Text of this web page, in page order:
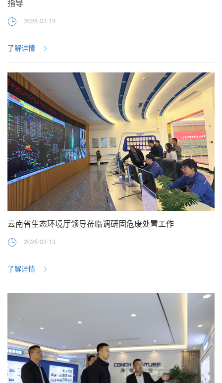
指导
2026-03-19
了解详情
云南省生态环境厅领导莅临调研固危废处置工作
2026-03-13
了解详情